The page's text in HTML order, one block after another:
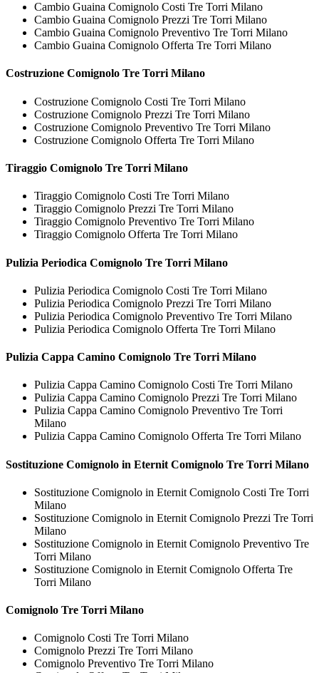
Cambio Guaina Comignolo Costi Tre Torri Milano
Cambio Guaina Comignolo Prezzi Tre Torri Milano
Cambio Guaina Comignolo Preventivo Tre Torri Milano
Cambio Guaina Comignolo Offerta Tre Torri Milano
Costruzione Comignolo Tre Torri Milano
Costruzione Comignolo Costi Tre Torri Milano
Costruzione Comignolo Prezzi Tre Torri Milano
Costruzione Comignolo Preventivo Tre Torri Milano
Costruzione Comignolo Offerta Tre Torri Milano
Tiraggio Comignolo Tre Torri Milano
Tiraggio Comignolo Costi Tre Torri Milano
Tiraggio Comignolo Prezzi Tre Torri Milano
Tiraggio Comignolo Preventivo Tre Torri Milano
Tiraggio Comignolo Offerta Tre Torri Milano
Pulizia Periodica Comignolo Tre Torri Milano
Pulizia Periodica Comignolo Costi Tre Torri Milano
Pulizia Periodica Comignolo Prezzi Tre Torri Milano
Pulizia Periodica Comignolo Preventivo Tre Torri Milano
Pulizia Periodica Comignolo Offerta Tre Torri Milano
Pulizia Cappa Camino Comignolo Tre Torri Milano
Pulizia Cappa Camino Comignolo Costi Tre Torri Milano
Pulizia Cappa Camino Comignolo Prezzi Tre Torri Milano
Pulizia Cappa Camino Comignolo Preventivo Tre Torri
Milano
Pulizia Cappa Camino Comignolo Offerta Tre Torri Milano
Sostituzione Comignolo in Eternit Comignolo Tre Torri Milano
Sostituzione Comignolo in Eternit Comignolo Costi Tre Torri
Milano
Sostituzione Comignolo in Eternit Comignolo Prezzi Tre Torri
Milano
Sostituzione Comignolo in Eternit Comignolo Preventivo Tre
Torri Milano
Sostituzione Comignolo in Eternit Comignolo Offerta Tre
Torri Milano
Comignolo Tre Torri Milano
Comignolo Costi Tre Torri Milano
Comignolo Prezzi Tre Torri Milano
Comignolo Preventivo Tre Torri Milano